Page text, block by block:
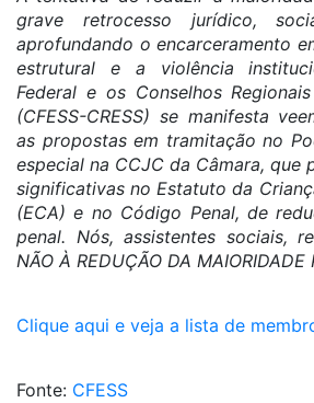
grave retrocesso jurídico,
aprofundando o encarceramento
estrutural e a violência
Federal e os Conselhos
(CFESS-CRESS) se manifesta
as propostas em tramitação no
especial na CCJC da Câmara, que
significativas no Estatuto da
(ECA) e no Código Penal, de
penal. Nós, assistentes sociais,
NÃO À REDUÇÃO DA MAIORIDADE
Clique aqui e veja a lista de
Fonte: CFESS